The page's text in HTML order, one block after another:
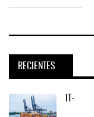
RECIENTES
IT-